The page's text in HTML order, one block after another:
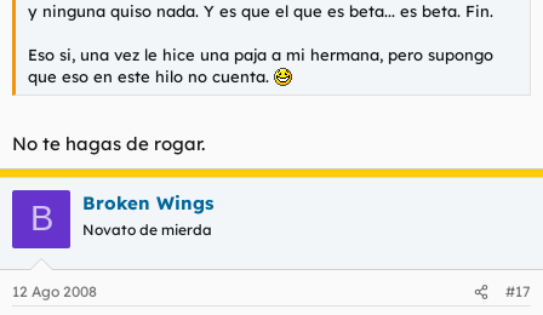
y ninguna quiso nada. Y es que el que es beta... es beta. Fin.
Eso si, una vez le hice una paja a mi hermana, pero supongo
que eso en este hilo no cuenta.
No te hagas de rogar.
B Broken Wings
Novato de mierda
12 Ago 2008 #17